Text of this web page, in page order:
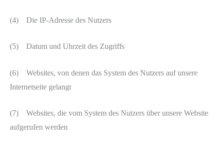
(4) Die IP-Adresse des Nutzers
(5) Datum und Uhrzeit des Zugriffs
(6) Websites, von denen das System des Nutzers auf unsere
Internetseite gelangt
(7) Websites, die vom System des Nutzers über unsere Website
aufgerufen werden